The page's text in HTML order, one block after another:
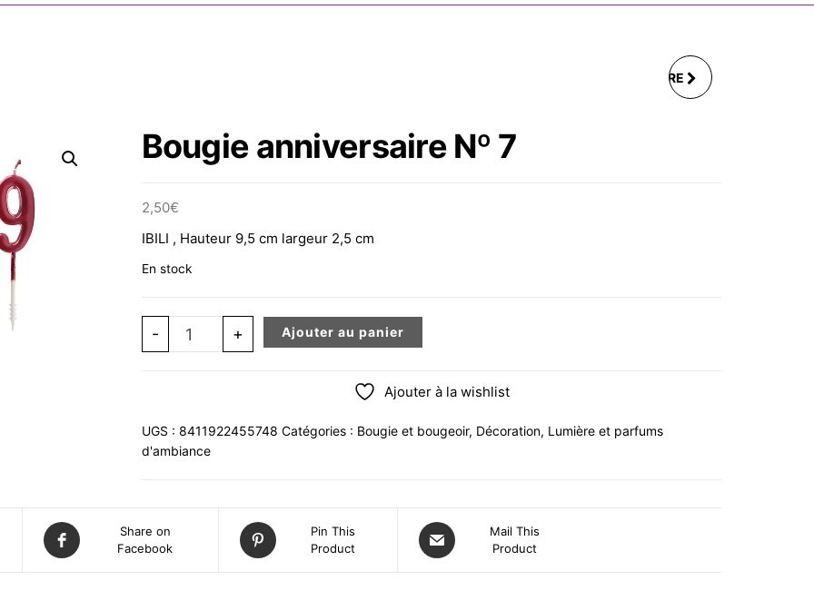
BOUGIE ANNIVERSAIRE
Bougie anniversaire Nº 7
2,50€
IBILI , Hauteur 9,5 cm largeur 2,5 cm
En stock
- quantité de Bougie anniversaire Nº 7
+ Ajouter au panier
Ajouter à la wishlist
UGS : 8411922455748 Catégories : Bougie et bougeoir, Décoration, Lumière et parfums
d'ambiance
Share on
Facebook
Pin This
Product
Mail This
Product